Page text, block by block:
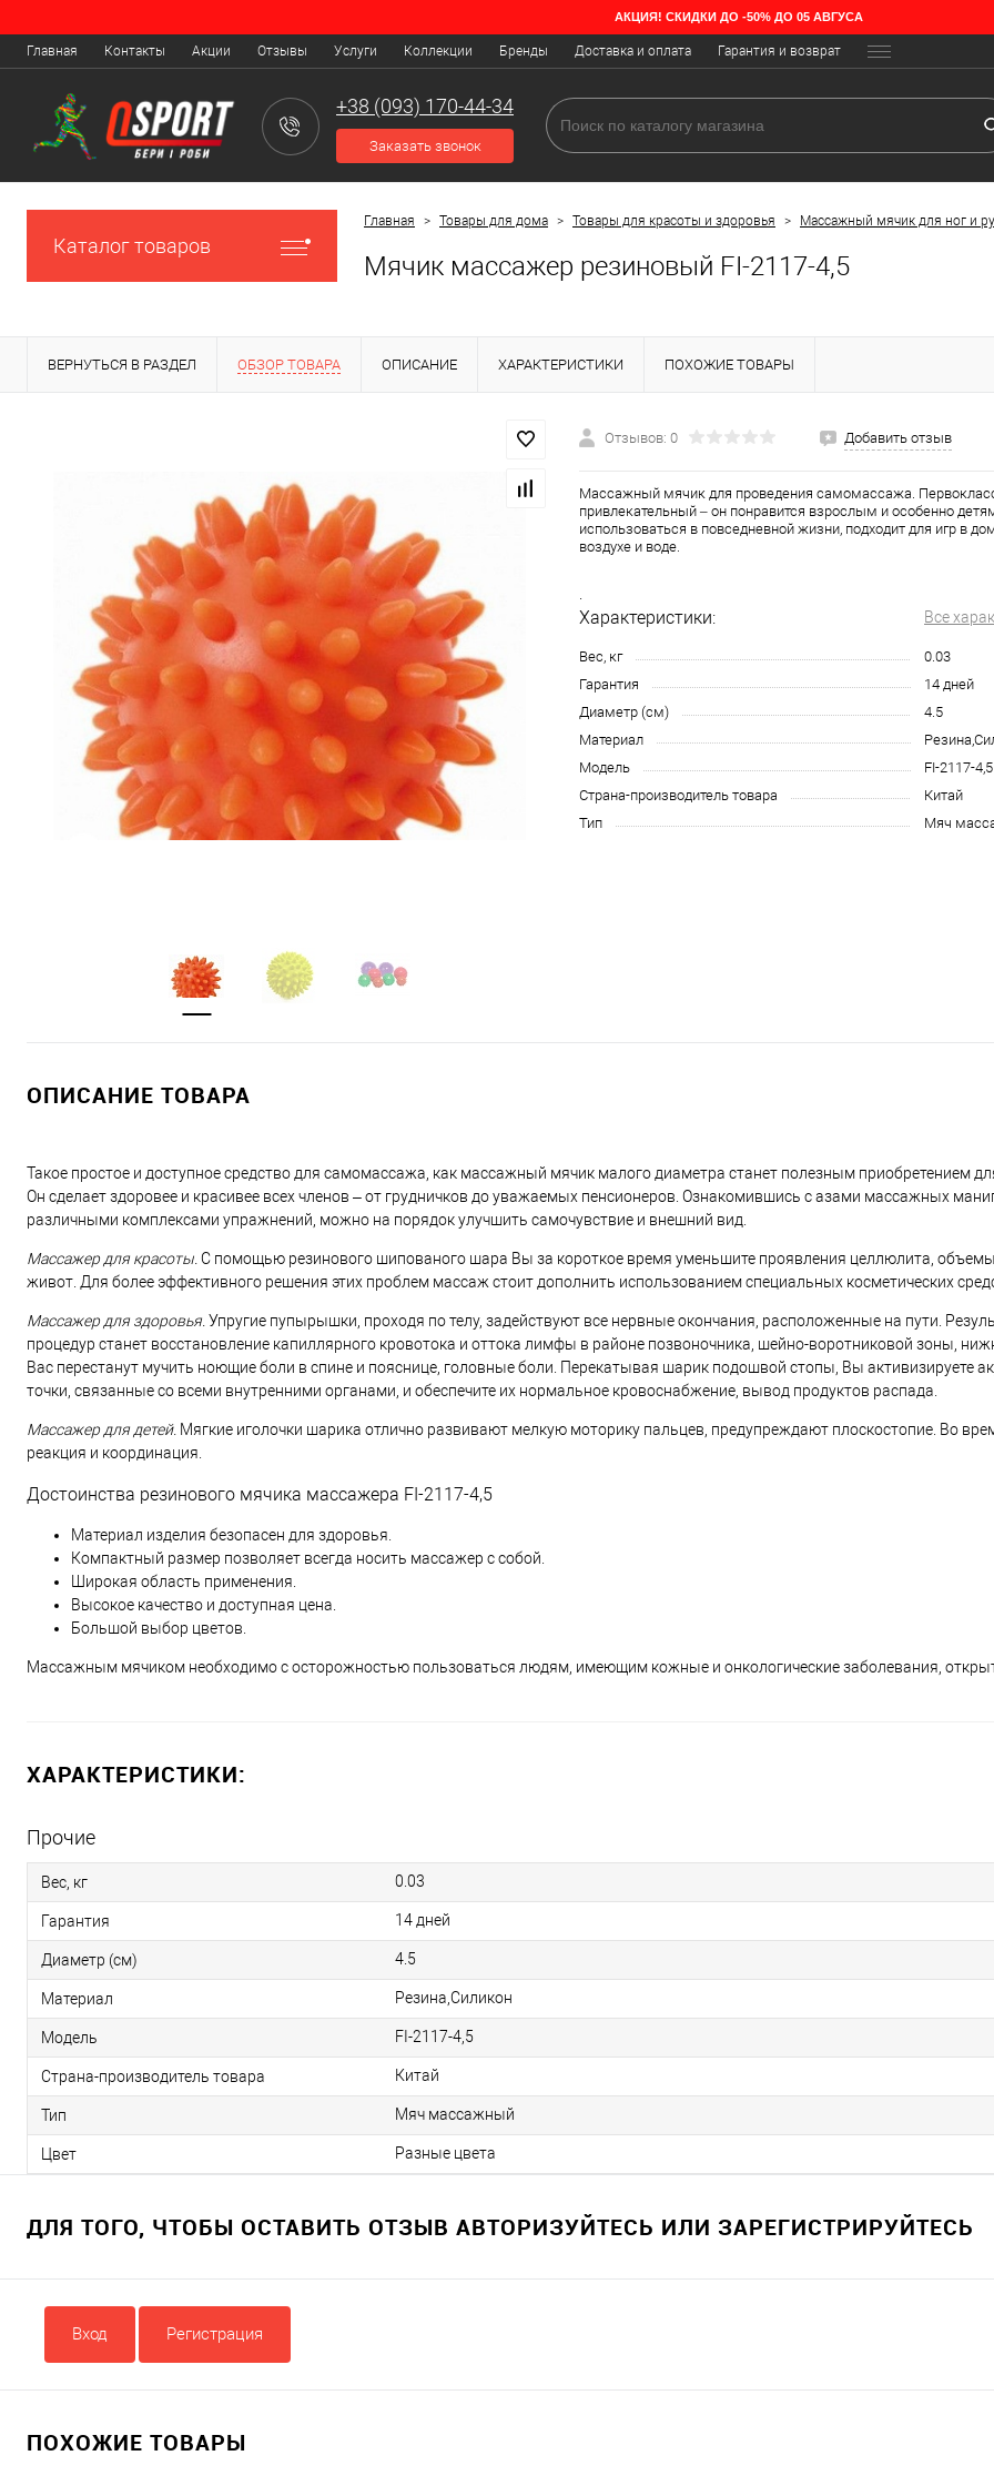
АКЦИЯ! СКИДКИ ДО -50% ДО 05 АВГУСА
Главная Контакты Акции Отзывы Услуги Коллекции Бренды Доставка и оплата Гарантия и возврат
+38 (093) 170-44-34
Заказать звонок
Каталог товаров
Главная > Товары для дома > Товары для красоты и здоровья > Массажный мячик для ног и
Мячик массажер резиновый FI-2117-4,5
ВЕРНУТЬСЯ В РАЗДЕЛ ОБЗОР ТОВАРА ОПИСАНИЕ ХАРАКТЕРИСТИКИ ПОХОЖИЕ ТОВАРЫ
Отзывов: 0 Добавить отзыв
Массажный мячик для проведения самомассажа.
привлекательный – он понравится взрослым и особенно
использоваться в повседневной жизни, подходит для игр в
воздухе и воде.
Характеристики: Все
Вес, кг
0.03
Гарантия
14 дней
Диаметр (см)
4.5
Материал
Модель
FI-2117-4,5
Страна-производитель товара
Китай
Тип
Мяч
ОПИСАНИЕ ТОВАРА
Такое простое и доступное средство для самомассажа, как массажный мячик малого диаметра станет полезным приобретением
Он сделает здоровее и красивее всех членов – от грудничков до уважаемых пенсионеров. Ознакомившись с азами массажных
различными комплексами упражнений, можно на порядок улучшить самочувствие и внешний вид.
Массажер для красоты. С помощью резинового шипованого шара Вы за короткое время уменьшите проявления целлюлита, объемы
живот. Для более эффективного решения этих проблем массаж стоит дополнить использованием специальных косметических
Массажер для здоровья. Упругие пупырышки, проходя по телу, задействуют все нервные окончания, расположенные на пути.
процедур станет восстановление капиллярного кровотока и оттока лимфы в районе позвоночника, шейно-воротниковой зоны,
Вас перестанут мучить ноющие боли в спине и пояснице, головные боли. Перекатывая шарик подошвой стопы, Вы активизируете
точки, связанные со всеми внутренними органами, и обеспечите их нормальное кровоснабжение, вывод продуктов распада.
Массажер для детей. Мягкие иголочки шарика отлично развивают мелкую моторику пальцев, предупреждают плоскостопие. Во
реакция и координация.
Достоинства резинового мячика массажера FI-2117-4,5
Материал изделия безопасен для здоровья.
Компактный размер позволяет всегда носить массажер с собой.
Широкая область применения.
Высокое качество и доступная цена.
Большой выбор цветов.
Массажным мячиком необходимо с осторожностью пользоваться людям, имеющим кожные и онкологические заболевания,
ХАРАКТЕРИСТИКИ:
Прочие
Вес, кг 0.03
Гарантия 14 дней
Диаметр (см) 4.5
Материал Резина,Силикон
Модель FI-2117-4,5
Страна-производитель товара Китай
Тип Мяч массажный
Цвет Разные цвета
ДЛЯ ТОГО, ЧТОБЫ ОСТАВИТЬ ОТЗЫВ АВТОРИЗУЙТЕСЬ ИЛИ ЗАРЕГИСТРИРУЙТЕСЬ
Вход Регистрация
ПОХОЖИЕ ТОВАРЫ